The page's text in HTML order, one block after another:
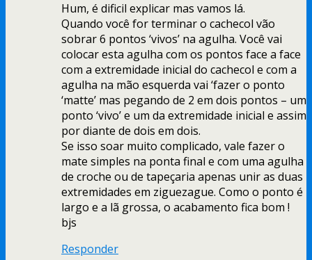
Hum, é dificil explicar mas vamos lá.
Quando você for terminar o cachecol vão
sobrar 6 pontos ‘vivos’ na agulha. Você vai
colocar esta agulha com os pontos face a face
com a extremidade inicial do cachecol e com a
agulha na mão esquerda vai ‘fazer o ponto
‘matte’ mas pegando de 2 em dois pontos – um
ponto ‘vivo’ e um da extremidade inicial e assim
por diante de dois em dois.
Se isso soar muito complicado, vale fazer o
mate simples na ponta final e com uma agulha
de croche ou de tapeçaria apenas unir as duas
extremidades em ziguezague. Como o ponto é
largo e a lã grossa, o acabamento fica bom !
bjs
Responder